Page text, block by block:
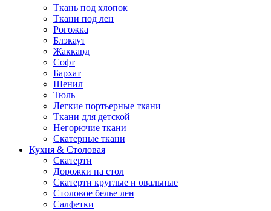
Ткань под хлопок
Ткани под лен
Рогожка
Блэкаут
Жаккард
Софт
Бархат
Шенил
Тюль
Легкие портьерные ткани
Ткани для детской
Негорючие ткани
Скатерные ткани
Кухня & Столовая
Скатерти
Дорожки на стол
Скатерти круглые и овальные
Столовое белье лен
Салфетки